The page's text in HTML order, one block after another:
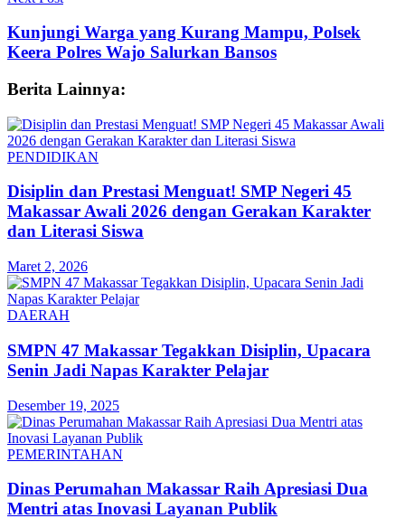
Kunjungi Warga yang Kurang Mampu, Polsek
Keera Polres Wajo Salurkan Bansos
Berita Lainnya:
PENDIDIKAN
Disiplin dan Prestasi Menguat! SMP Negeri 45
Makassar Awali 2026 dengan Gerakan Karakter
dan Literasi Siswa
Maret 2, 2026
DAERAH
SMPN 47 Makassar Tegakkan Disiplin, Upacara
Senin Jadi Napas Karakter Pelajar
Desember 19, 2025
PEMERINTAHAN
Dinas Perumahan Makassar Raih Apresiasi Dua
Mentri atas Inovasi Layanan Publik